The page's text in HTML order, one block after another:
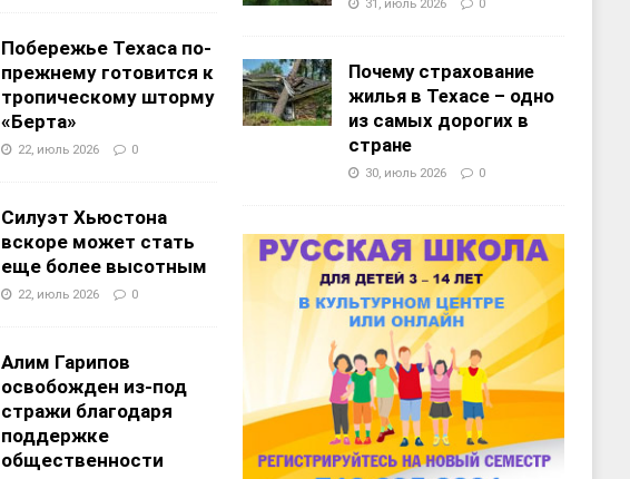
Побережье Техаса по-
прежнему готовится к
тропическому шторму
«Берта»
22, июль 2026 0
Силуэт Хьюстона
вскоре может стать
еще более высотным
22, июль 2026 0
Алим Гарипов
освобожден из-под
стражи благодаря
поддержке
общественности
31, июль 2026 0
Почему страхование
жилья в Техасе – одно
из самых дорогих в
стране
30, июль 2026 0